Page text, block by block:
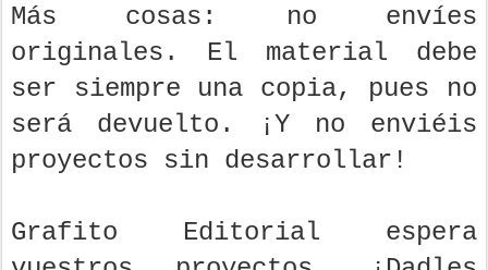
Más cosas: no envíes
originales. El material debe
ser siempre una copia, pues no
será devuelto. ¡Y no enviéis
proyectos sin desarrollar!
Grafito Editorial espera